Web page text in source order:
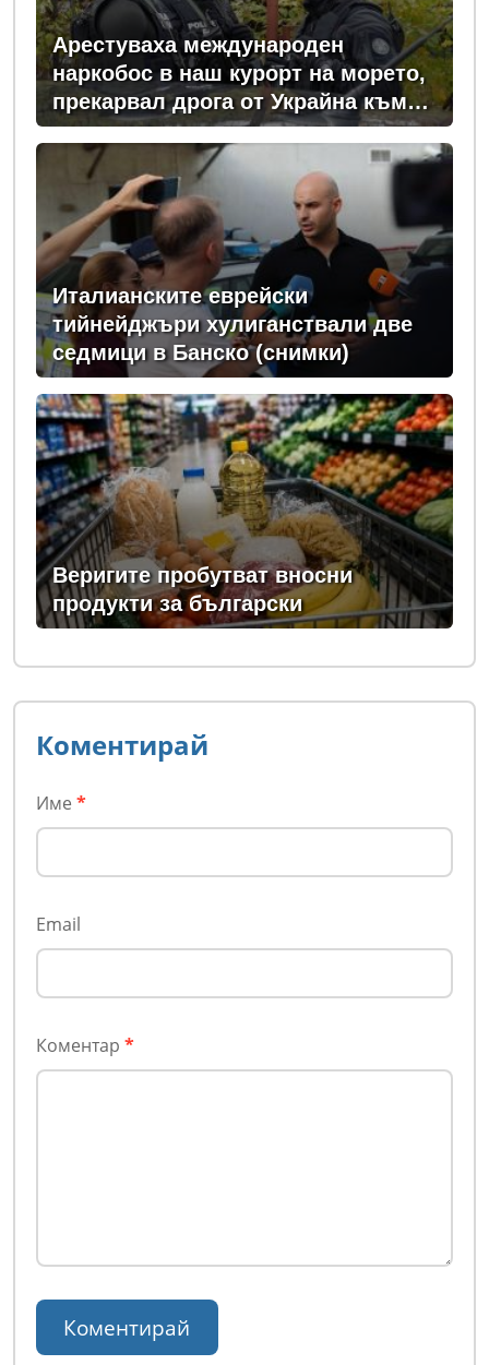
Арестуваха международен
наркобос в наш курорт на морето,
прекарвал дрога от Украйна към
ЕС
Италианските еврейски
тийнейджъри хулиганствали две
седмици в Банско (снимки)
Веригите пробутват вносни
продукти за български
Коментирай
Име *
Email
Коментар *